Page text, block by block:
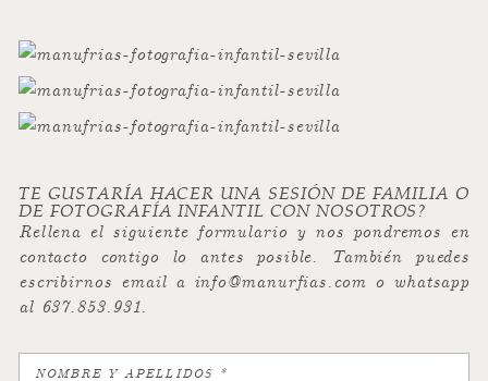
TE GUSTARÍA HACER UNA SESIÓN DE FAMILIA O
DE FOTOGRAFÍA INFANTIL CON NOSOTROS?
Rellena el siguiente formulario y nos pondremos en
contacto contigo lo antes posible. También puedes
escribirnos email a info@manurfias.com o whatsapp
al 637.853.931.